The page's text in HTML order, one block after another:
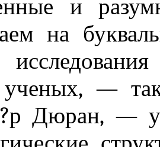
и
на
ученых, —
Дюран, —